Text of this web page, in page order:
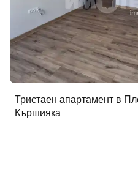
Тристаен апартамент в
Кършияка